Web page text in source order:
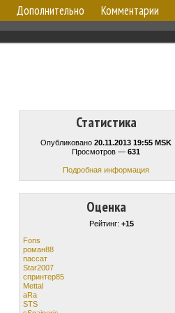
Дополнительно Комментарии
Статистика
Опубликовано 20.11.2013 19:55 MSK
Просмотров — 631
Подробная информация
Оценка
Рейтинг: +15
Fons
роман88
пассат
Star2007
спринтер85
Mettal
aRa
STS